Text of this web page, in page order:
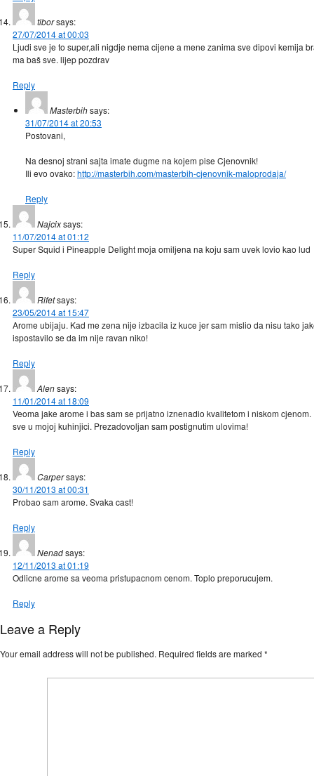
tiborsays:
27/07/2014 at 00:03
Ljudi sve je to super,ali nigdje nema cijene a mene zanima sve dipovi kemija
ma baš sve. lijep pozdrav
Reply
Masterbihsays:
31/07/2014 at 20:53
Postovani,
Na desnoj strani sajta imate dugme na kojem pise Cjenovnik!
Ili evo ovako:http://masterbih.com/masterbih-cjenovnik-maloprodaja/
Reply
Najcixsays:
11/07/2014 at 01:12
Super Squid i Pineapple Delight moja omiljena na koju sam uvek lovio kao lud
Reply
Rifetsays:
23/05/2014 at 15:47
Arome ubijaju. Kad me zena nije izbacila iz kuce jer sam mislio da nisu tako
ispostavilo se da im nije ravan niko!
Reply
Alensays:
11/01/2014 at 18:09
Veoma jake arome i bas sam se prijatno iznenadio kvalitetom i niskom cjenom.
sve u mojoj kuhinjici. Prezadovoljan sam postignutim ulovima!
Reply
Carpersays:
30/11/2013 at 00:31
Probao sam arome. Svaka cast!
Reply
Nenadsays:
12/11/2013 at 01:19
Odlicne arome sa veoma pristupacnom cenom. Toplo preporucujem.
Reply
Leave a Reply
Your email address will not be published. Required fields are marked *